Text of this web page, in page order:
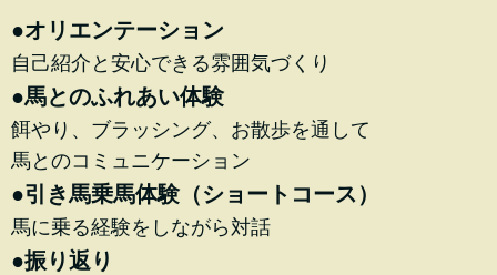
●オリエンテーション
自己紹介と安心できる雰囲気づくり
●馬とのふれあい体験
餌やり、ブラッシング、お散歩を通して
馬とのコミュニケーション
●引き馬乗馬体験（ショートコース）
馬に乗る経験をしながら対話
●振り返り